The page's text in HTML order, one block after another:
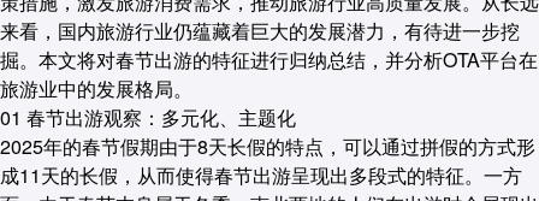
来看，国内旅游行业仍蕴藏着巨大的发展潜力，有待进一步挖
掘。本文将对春节出游的特征进行归纳总结，并分析OTA平台在
旅游业中的发展格局。
01 春节出游观察：多元化、主题化
2025年的春节假期由于8天长假的特点，可以通过拼假的方式形
成11天的长假，从而使得春节出游呈现出多段式的特征。一方